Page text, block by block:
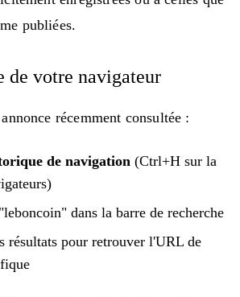
publiées.
de votre navigateur
récemment consultée :
de navigation (Ctrl+H sur la
dans la barre de recherche
résultats pour retrouver l'URL de